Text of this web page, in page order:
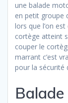
une balade
en petit groupe
lors que l’on
cortège atteint
couper le
marrant c’est
pour la sécurité